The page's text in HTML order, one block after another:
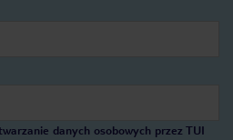
danych osobowych przez TUI